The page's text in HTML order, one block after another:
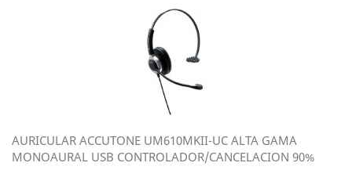
AURICULAR ACCUTONE UM610MKII-UC ALTA GAMA
MONOAURAL USB CONTROLADOR/CANCELACION 90%